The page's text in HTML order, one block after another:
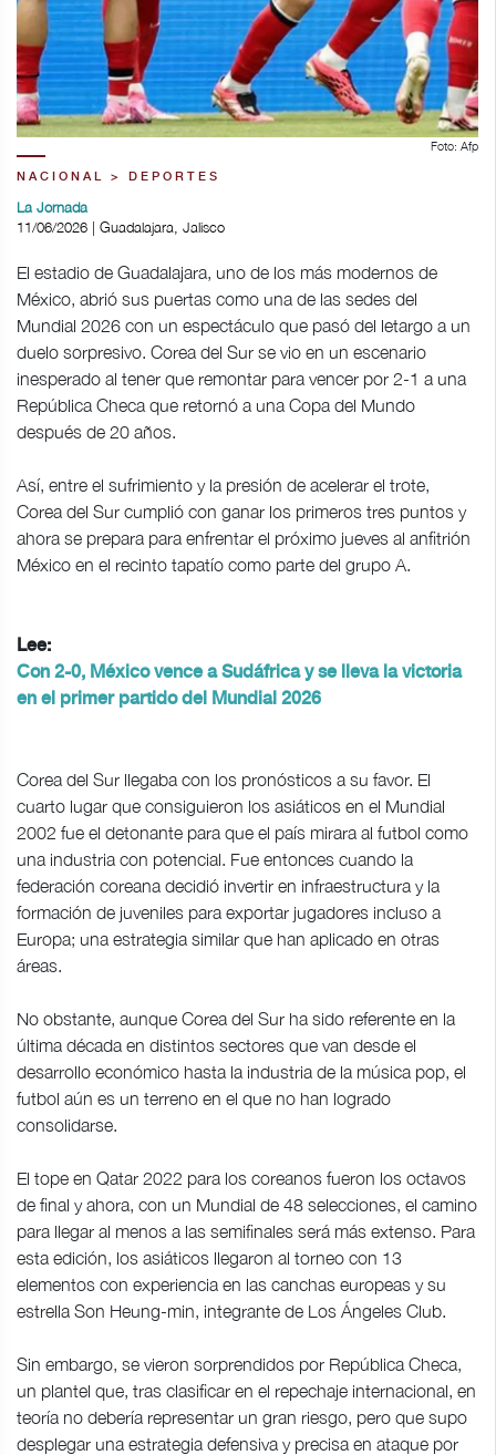
Foto: Afp
NACIONAL > DEPORTES
La Jornada
11/06/2026 | Guadalajara, Jalisco
El estadio de Guadalajara, uno de los más modernos de
México, abrió sus puertas como una de las sedes del
Mundial 2026 con un espectáculo que pasó del letargo a un
duelo sorpresivo. Corea del Sur se vio en un escenario
inesperado al tener que remontar para vencer por 2-1 a una
República Checa que retornó a una Copa del Mundo
después de 20 años.
Así, entre el sufrimiento y la presión de acelerar el trote,
Corea del Sur cumplió con ganar los primeros tres puntos y
ahora se prepara para enfrentar el próximo jueves al anfitrión
México en el recinto tapatío como parte del grupo A.
Lee:
Con 2-0, México vence a Sudáfrica y se lleva la victoria
en el primer partido del Mundial 2026
Corea del Sur llegaba con los pronósticos a su favor. El
cuarto lugar que consiguieron los asiáticos en el Mundial
2002 fue el detonante para que el país mirara al futbol como
una industria con potencial. Fue entonces cuando la
federación coreana decidió invertir en infraestructura y la
formación de juveniles para exportar jugadores incluso a
Europa; una estrategia similar que han aplicado en otras
áreas.
No obstante, aunque Corea del Sur ha sido referente en la
última década en distintos sectores que van desde el
desarrollo económico hasta la industria de la música pop, el
futbol aún es un terreno en el que no han logrado
consolidarse.
El tope en Qatar 2022 para los coreanos fueron los octavos
de final y ahora, con un Mundial de 48 selecciones, el camino
para llegar al menos a las semifinales será más extenso. Para
esta edición, los asiáticos llegaron al torneo con 13
elementos con experiencia en las canchas europeas y su
estrella Son Heung-min, integrante de Los Ángeles Club.
Sin embargo, se vieron sorprendidos por República Checa,
un plantel que, tras clasificar en el repechaje internacional, en
teoría no debería representar un gran riesgo, pero que supo
desplegar una estrategia defensiva y precisa en ataque por